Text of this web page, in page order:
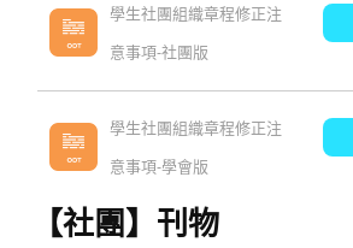
學生社團組織章程修正注
意事項-社團版
學生社團組織章程修正注
意事項-學會版
【社團】刊物